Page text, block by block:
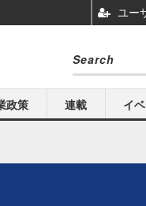
政策 連載 イ
ユー